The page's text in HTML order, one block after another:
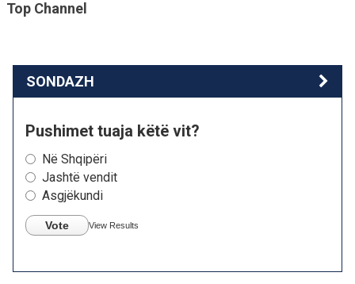
Top Channel
SONDAZH
Pushimet tuaja këtë vit?
Në Shqipëri
Jashtë vendit
Asgjëkundi
Vote View Results